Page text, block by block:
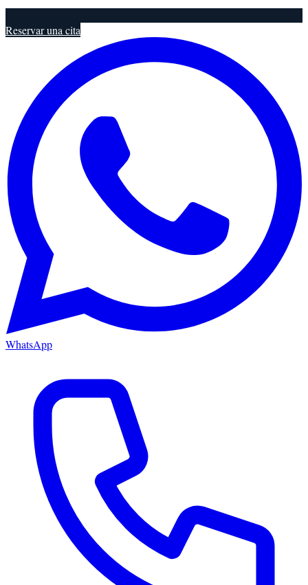
Reservar una cita
WhatsApp